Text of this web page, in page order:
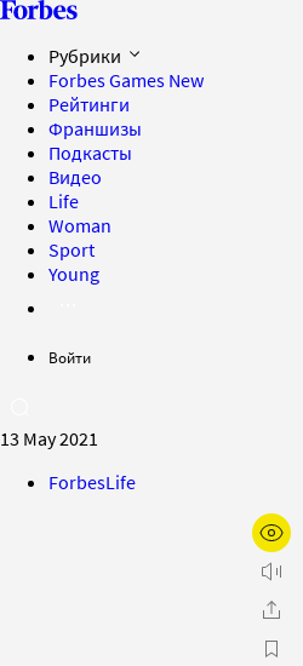
Рубрики
Forbes Games New
Рейтинги
Франшизы
Подкасты
Видео
Life
Woman
Sport
Young
Войти
13 May 2021
ForbesLife